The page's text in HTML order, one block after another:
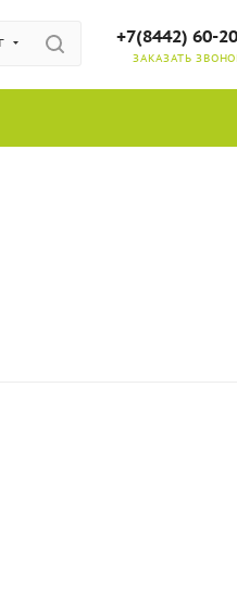
+7(8442) 60-
ЗАКАЗАТЬ